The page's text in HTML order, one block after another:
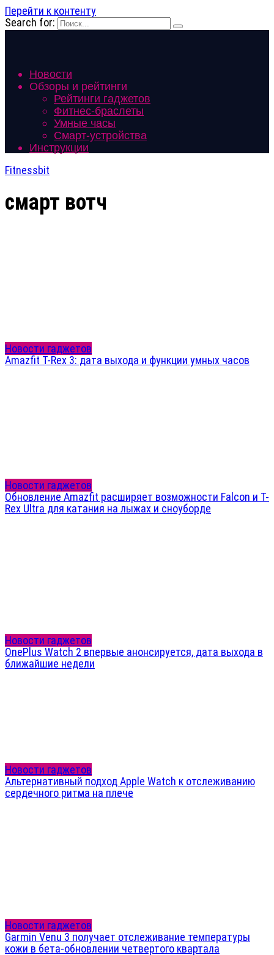
Перейти к контенту
Search for:
Новости
Обзоры и рейтинги
Рейтинги гаджетов
Фитнес-браслеты
Умные часы
Смарт-устройства
Инструкции
Fitnessbit
смарт вотч
Новости гаджетов
Amazfit T-Rex 3: дата выхода и функции умных часов
Новости гаджетов
Обновление Amazfit расширяет возможности Falcon и T-
Rex Ultra для катания на лыжах и сноуборде
Новости гаджетов
OnePlus Watch 2 впервые анонсируется, дата выхода в
ближайшие недели
Новости гаджетов
Альтернативный подход Apple Watch к отслеживанию
сердечного ритма на плече
Новости гаджетов
Garmin Venu 3 получает отслеживание температуры
кожи в бета-обновлении четвертого квартала